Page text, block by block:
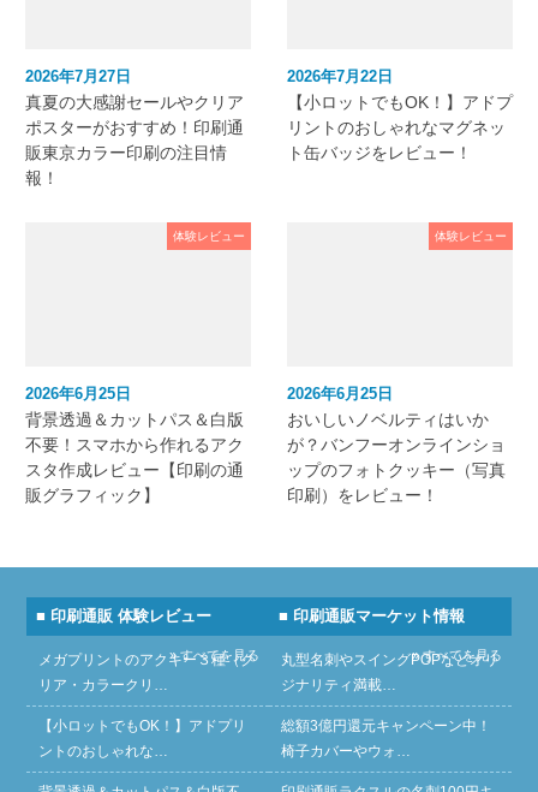
2026年7月27日
真夏の大感謝セールやクリア
ポスターがおすすめ！印刷通
販東京カラー印刷の注目情
報！
2026年7月22日
【小ロットでもOK！】アドプ
リントのおしゃれなマグネッ
ト缶バッジをレビュー！
体験レビュー
2026年6月25日
背景透過＆カットパス＆白版
不要！スマホから作れるアク
スタ作成レビュー【印刷の通
販グラフィック】
体験レビュー
2026年6月25日
おいしいノベルティはいか
が？バンフーオンラインショ
ップのフォトクッキー（写真
印刷）をレビュー！
■ 印刷通販 体験レビュー
» すべてを見る
メガプリントのアクキー３種（ク
リア・カラークリ…
【小ロットでもOK！】アドプリ
ントのおしゃれな…
■ 印刷通販マーケット情報
» すべてを見る
丸型名刺やスイングPOPなどオリ
ジナリティ満載…
総額3億円還元キャンペーン中！
椅子カバーやウォ…